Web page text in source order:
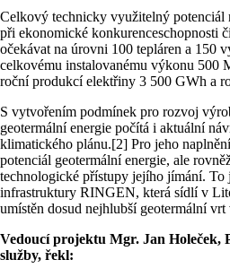
Celkový technicky využitelný potenciál
při ekonomické konkurenceschopnosti
očekávat na úrovni 100 tepláren a 150
celkovému instalovanému výkonu 500
roční produkcí elektřiny 3 500 GWh a
S vytvořením podmínek pro rozvoj
geotermální energie počítá i aktuální
klimatického plánu.[2] Pro jeho
potenciál geotermální energie, ale
technologické přístupy jejího jímání.
infrastruktury RINGEN, která sídlí v
umístěn dosud nejhlubší geotermální
Vedoucí projektu Mgr. Jan Holeček,
služby, řekl: